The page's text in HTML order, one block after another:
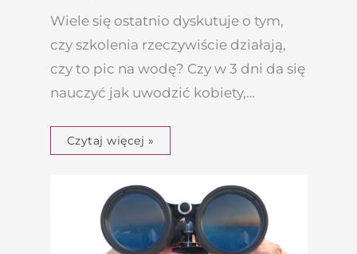
Wiele się ostatnio dyskutuje o tym,
czy szkolenia rzeczywiście działają,
czy to pic na wodę? Czy w 3 dni da się
nauczyć jak uwodzić kobiety,…
Czytaj więcej »